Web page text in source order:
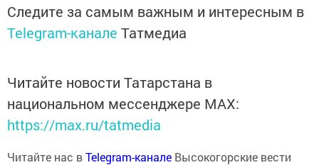
Следите за самым важным и интересным в
Telegram-канале Татмедиа
Читайте новости Татарстана в
национальном мессенджере MАХ:
https://max.ru/tatmedia
Читайте нас вTelegram-канале Высокогорские вести